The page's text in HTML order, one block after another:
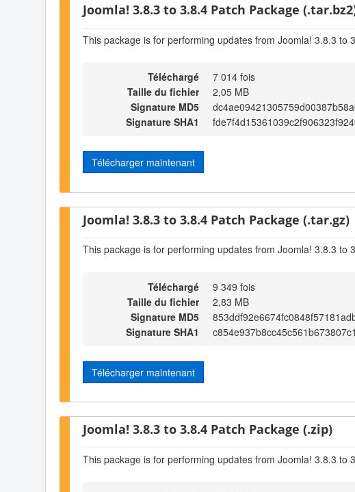
Joomla! 3.8.3 to 3.8.4 Patch Package
This package is for performing updates from Joomla! 3.8.3 to
Téléchargé
7 014 fois
Taille du fichier
2,05 MB
Signature MD5
Signature SHA1
Télécharger maintenant
Joomla! 3.8.3 to 3.8.4 Patch Package (.tar.gz)
This package is for performing updates from Joomla! 3.8.3 to
Téléchargé
9 349 fois
Taille du fichier
2,83 MB
Signature MD5
Signature SHA1
Télécharger maintenant
Joomla! 3.8.3 to 3.8.4 Patch Package (.zip)
This package is for performing updates from Joomla! 3.8.3 to